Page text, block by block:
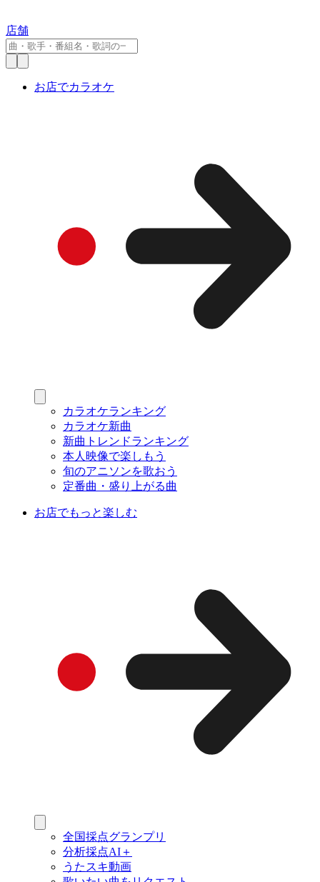
店舗
お店でカラオケ
カラオケランキング
カラオケ新曲
新曲トレンドランキング
本人映像で楽しもう
旬のアニソンを歌おう
定番曲・盛り上がる曲
お店でもっと楽しむ
全国採点グランプリ
分析採点AI＋
うたスキ動画